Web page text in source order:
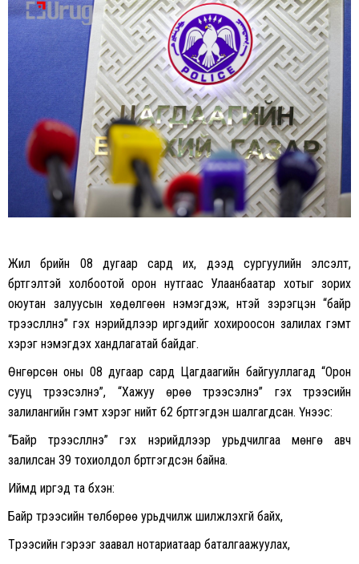
on
Facebook
on
Twitter
Жил бүрийн 08 дугаар сард их, дээд сургуулийн элсэлт,
бүртгэлтэй холбоотой орон нутгаас Улаанбаатар хотыг зорих
оюутан залуусын хөдөлгөөн нэмэгдэж, үүнтэй зэрэгцэн “байр
түрээслүүлнэ” гэх нэрийдлээр иргэдийг хохироосон залилах гэмт
хэрэг нэмэгдэх хандлагатай байдаг.
Өнгөрсөн оны 08 дугаар сард Цагдаагийн байгууллагад “Орон
сууц түрээсэлнэ”, “Хажуу өрөө түрээсэлнэ” гэх түрээсийн
залилангийн гэмт хэрэг нийт 62 бүртгэгдэн шалгагдсан. Үүнээс:
“Байр түрээслүүлнэ” гэх нэрийдлээр урьдчилгаа мөнгө авч
залилсан 39 тохиолдол бүртгэгдсэн байна.
Иймд иргэд та бүхэн:
Байр түрээсийн төлбөрөө урьдчилж шилжүүлэхгүй байх,
Түрээсийн гэрээг заавал нотариатаар баталгаажуулах,